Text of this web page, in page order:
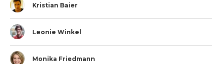
Kristian Baier
Leonie Winkel
Monika Friedmann